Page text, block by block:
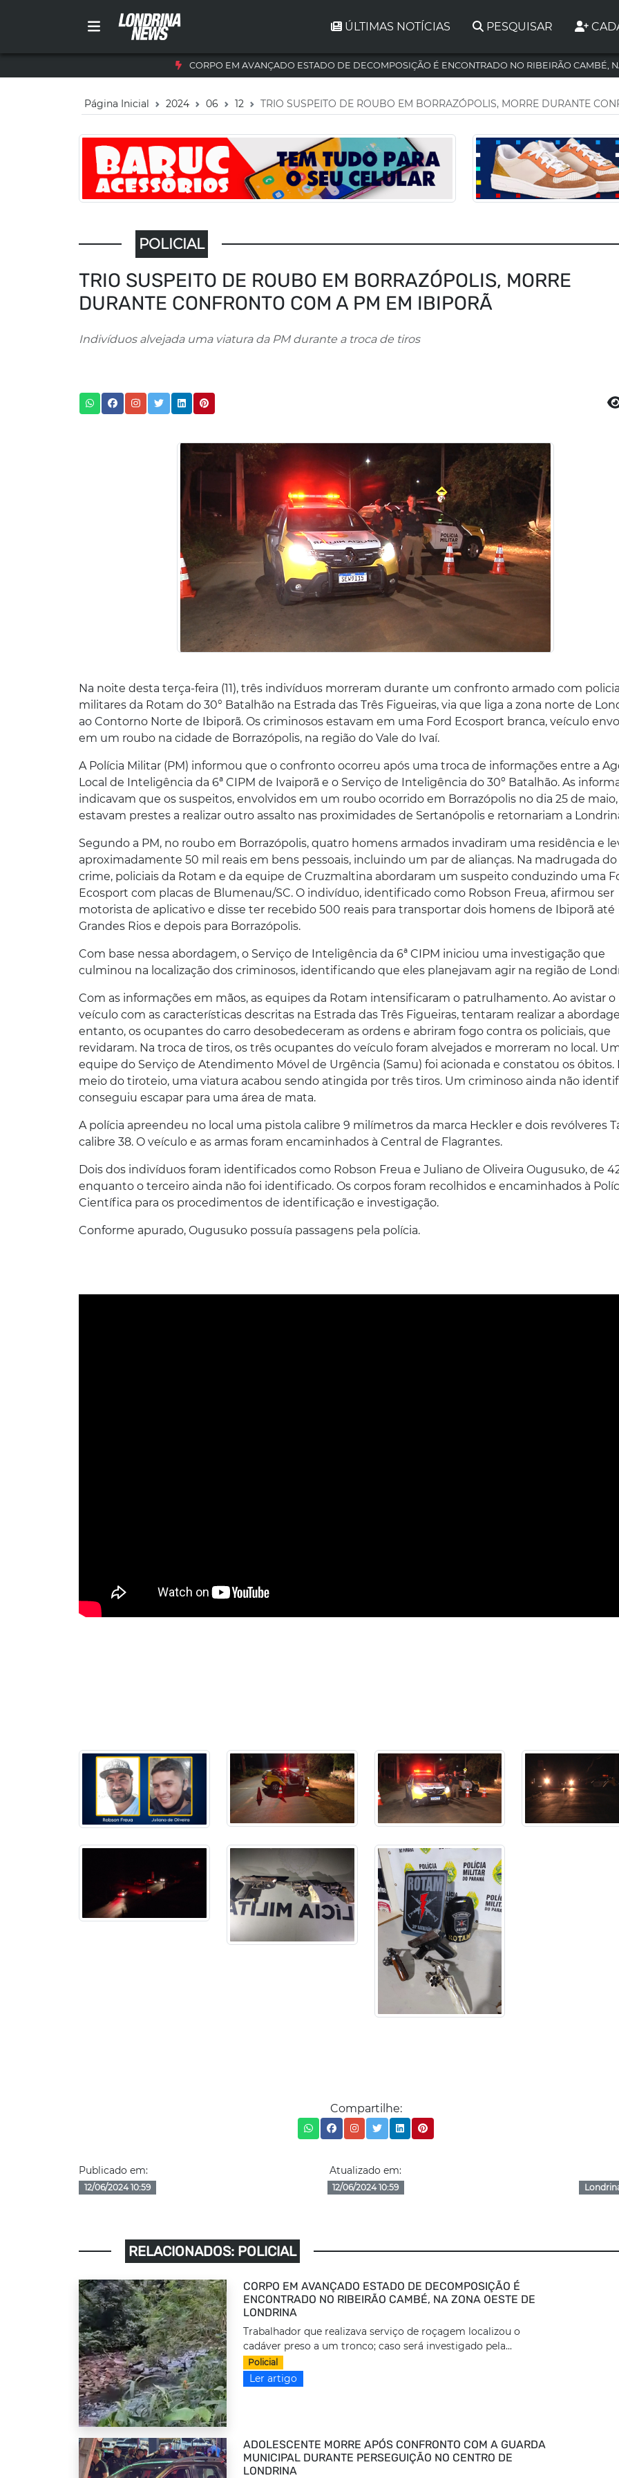
ÚLTIMAS NOTÍCIAS PESQUISAR
CORPO EM AVANÇADO ESTADO DE DECOMPOSIÇÃO É ENCONTRADO NO RIBEIRÃO CAMBÉ,
Página Inicial 2024 06 12 TRIO SUSPEITO DE ROUBO EM BORRAZÓPOLIS, MORRE DURANTE
POLICIAL
TRIO SUSPEITO DE ROUBO EM BORRAZÓPOLIS, MORRE
DURANTE CONFRONTO COM A PM EM IBIPORÃ
Indivíduos alvejada uma viatura da PM durante a troca de tiros
Na noite desta terça-feira (11), três indivíduos morreram durante um confronto armado com
militares da Rotam do 30° Batalhão na Estrada das Três Figueiras, via que liga a zona norte de
ao Contorno Norte de Ibiporã. Os criminosos estavam em uma Ford Ecosport branca, veículo
em um roubo na cidade de Borrazópolis, na região do Vale do Ivaí.
A Polícia Militar (PM) informou que o confronto ocorreu após uma troca de informações entre a
Local de Inteligência da 6ª CIPM de Ivaiporã e o Serviço de Inteligência do 30º Batalhão. As
indicavam que os suspeitos, envolvidos em um roubo ocorrido em Borrazópolis no dia 25 de maio,
estavam prestes a realizar outro assalto nas proximidades de Sertanópolis e retornariam a
Segundo a PM, no roubo em Borrazópolis, quatro homens armados invadiram uma residência e
aproximadamente 50 mil reais em bens pessoais, incluindo um par de alianças. Na madrugada do
crime, policiais da Rotam e da equipe de Cruzmaltina abordaram um suspeito conduzindo uma
Ecosport com placas de Blumenau/SC. O indivíduo, identificado como Robson Freua, afirmou ser
motorista de aplicativo e disse ter recebido 500 reais para transportar dois homens de Ibiporã até
Grandes Rios e depois para Borrazópolis.
Com base nessa abordagem, o Serviço de Inteligência da 6ª CIPM iniciou uma investigação que
culminou na localização dos criminosos, identificando que eles planejavam agir na região de
Com as informações em mãos, as equipes da Rotam intensificaram o patrulhamento. Ao avistar o
veículo com as características descritas na Estrada das Três Figueiras, tentaram realizar a
entanto, os ocupantes do carro desobedeceram as ordens e abriram fogo contra os policiais, que
revidaram. Na troca de tiros, os três ocupantes do veículo foram alvejados e morreram no local.
equipe do Serviço de Atendimento Móvel de Urgência (Samu) foi acionada e constatou os óbitos.
meio do tiroteio, uma viatura acabou sendo atingida por três tiros. Um criminoso ainda não
conseguiu escapar para uma área de mata.
A polícia apreendeu no local uma pistola calibre 9 milímetros da marca Heckler e dois revólveres
calibre 38. O veículo e as armas foram encaminhados à Central de Flagrantes.
Dois dos indivíduos foram identificados como Robson Freua e Juliano de Oliveira Ougusuko, de
enquanto o terceiro ainda não foi identificado. Os corpos foram recolhidos e encaminhados à
Científica para os procedimentos de identificação e investigação.
Conforme apurado, Ougusuko possuía passagens pela polícia.
Compartilhe:
Publicado em:
12/06/2024 10:59
Atualizado em:
12/06/2024 10:59
RELACIONADOS: POLICIAL
CORPO EM AVANÇADO ESTADO DE DECOMPOSIÇÃO É
ENCONTRADO NO RIBEIRÃO CAMBÉ, NA ZONA OESTE DE
LONDRINA
Trabalhador que realizava serviço de roçagem localizou o
cadáver preso a um tronco; caso será investigado pela...
Policial
Ler artigo
ADOLESCENTE MORRE APÓS CONFRONTO COM A GUARDA
MUNICIPAL DURANTE PERSEGUIÇÃO NO CENTRO DE
LONDRINA